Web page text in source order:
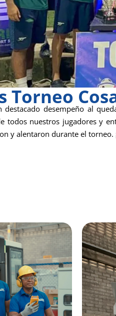
Torneo
desempeño al
todos nuestros jugadores y
y alentaron durante el torneo.